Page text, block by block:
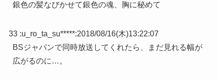
銀色の髪なびかせて銀色の魂、胸に秘めて
33 :u_ro_ta_su*****:2018/08/16(木)13:22:07
BSジャパンで同時放送してくれたら、まだ見れる幅が
広がるのに…。